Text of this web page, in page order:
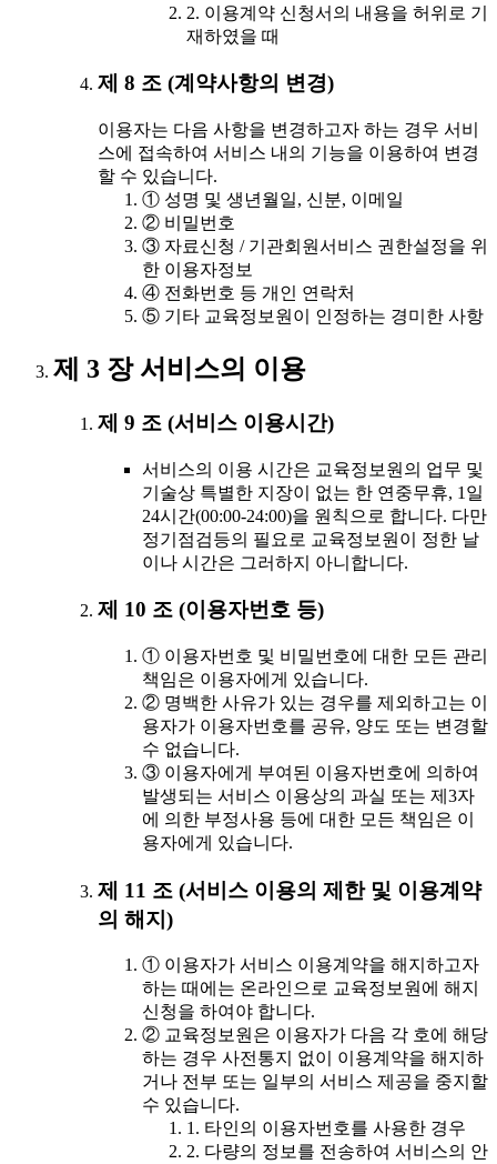
2. 이용계약 신청서의 내용을 허위로 기
재하였을 때
제 8 조 (계약사항의 변경)
이용자는 다음 사항을 변경하고자 하는 경우 서비
스에 접속하여 서비스 내의 기능을 이용하여 변경
할 수 있습니다.
① 성명 및 생년월일, 신분, 이메일
② 비밀번호
③ 자료신청 / 기관회원서비스 권한설정을 위
한 이용자정보
④ 전화번호 등 개인 연락처
⑤ 기타 교육정보원이 인정하는 경미한 사항
제 3 장 서비스의 이용
제 9 조 (서비스 이용시간)
서비스의 이용 시간은 교육정보원의 업무 및
기술상 특별한 지장이 없는 한 연중무휴, 1일
24시간(00:00-24:00)을 원칙으로 합니다. 다만
정기점검등의 필요로 교육정보원이 정한 날
이나 시간은 그러하지 아니합니다.
제 10 조 (이용자번호 등)
① 이용자번호 및 비밀번호에 대한 모든 관리
책임은 이용자에게 있습니다.
② 명백한 사유가 있는 경우를 제외하고는 이
용자가 이용자번호를 공유, 양도 또는 변경할
수 없습니다.
③ 이용자에게 부여된 이용자번호에 의하여
발생되는 서비스 이용상의 과실 또는 제3자
에 의한 부정사용 등에 대한 모든 책임은 이
용자에게 있습니다.
제 11 조 (서비스 이용의 제한 및 이용계약
의 해지)
① 이용자가 서비스 이용계약을 해지하고자
하는 때에는 온라인으로 교육정보원에 해지
신청을 하여야 합니다.
② 교육정보원은 이용자가 다음 각 호에 해당
하는 경우 사전통지 없이 이용계약을 해지하
거나 전부 또는 일부의 서비스 제공을 중지할
수 있습니다.
1. 타인의 이용자번호를 사용한 경우
2. 다량의 정보를 전송하여 서비스의 안